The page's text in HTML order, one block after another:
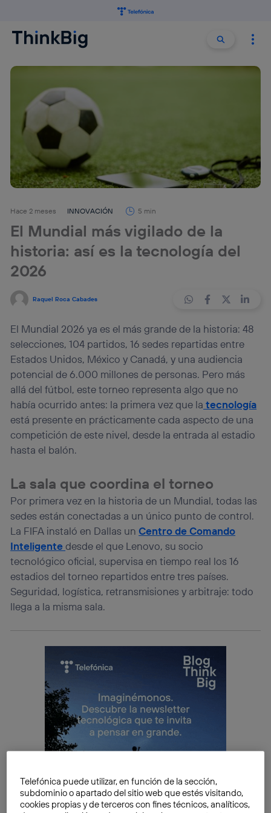
Buscar
Hace 2 meses INNOVACIÓN 5 min
El Mundial más vigilado de la
historia: así es la tecnología del
2026
Raquel Roca Cabades
El Mundial 2026 ya es el más grande de la historia: 48
selecciones, 104 partidos, 16 sedes repartidas entre
Estados Unidos, México y Canadá, y una audiencia
potencial de 6.000 millones de personas. Pero más
allá del fútbol, este torneo representa algo que no
había ocurrido antes: la primera vez que la tecnología
está presente en prácticamente cada aspecto de una
competición de este nivel, desde la entrada al estadio
hasta el balón.
La sala que coordina el torneo
Por primera vez en la historia de un Mundial, todas las
sedes están conectadas a un único punto de control.
La FIFA instaló en Dallas unCentro de Comando
Inteligentedesde el que Lenovo, su socio
tecnológico oficial, supervisa en tiempo real los 16
estadios del torneo repartidos entre tres países.
Seguridad, logística, retransmisiones y arbitraje: todo
llega a la misma sala.
Telefónica puede utilizar, en función de la sección,
subdominio o apartado del sitio web que estés visitando,
cookies propias y de terceros con fines técnicos, analíticos,